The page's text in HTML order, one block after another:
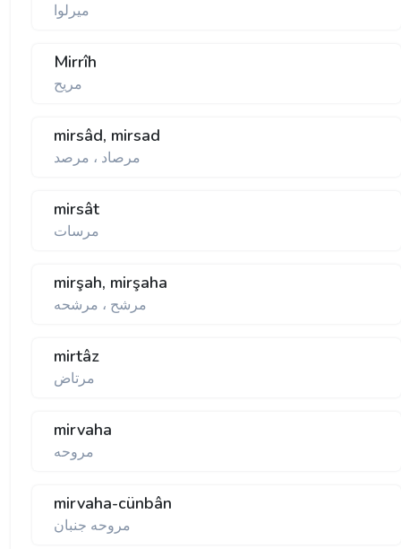
ميرلوا
Mirrîh
مريح
mirsâd, mirsad
مرصاد ، مرصد
mirsât
مرسات
mirşah, mirşaha
مرشح ، مرشحه
mirtâz
مرتاض
mirvaha
مروحه
mirvaha-cünbân
مروحه جنبان